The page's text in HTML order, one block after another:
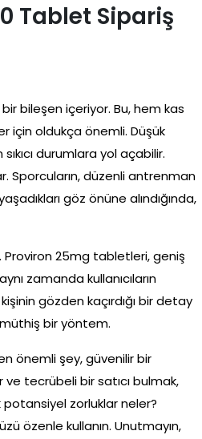
Tablet Sipariş
bileşen içeriyor. Bu, hem kas
için oldukça önemli. Düşük
durumlara yol açabilir.
Sporcuların, düzenli antrenman
göz önüne alındığında,
Proviron 25mg tabletleri, geniş
zamanda kullanıcıların
gözden kaçırdığı bir detay
müthiş bir yöntem.
önemli şey, güvenilir bir
tecrübeli bir satıcı bulmak,
potansiyel zorluklar neler?
özenle kullanın. Unutmayın,